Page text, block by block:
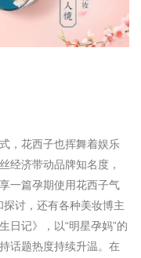
，花西子也挥舞着娱乐
经济带动品牌知名度，
一篇孕期使用花西子气
讨，还有各种美妆博主
日记》，以“明星孕妈”的
话题热度持续升温。在